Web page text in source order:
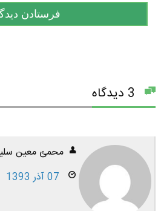
محمئ معین
07 آذر 1393